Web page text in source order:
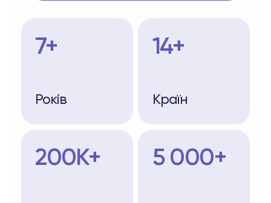
7+
Років
14+
Країн
200K+ 5 000+